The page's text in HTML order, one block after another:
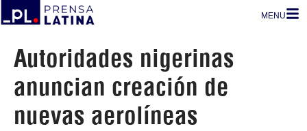
MENU
Autoridades nigerinas
anuncian creación de
nuevas aerolíneas